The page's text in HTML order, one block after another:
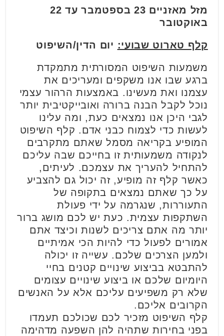
מזל מאזניים 23 בספטמבר עד 22
באוקטובר
קלף טארוט שבועי: יום הדין/השיפוט
משמעות השיפוט המסורתית מתמקדת
ברגע שבו אנו משקפים ומעריכים את
עצמנו ואת מעשינו. באמצעות הרהור עצמי
נוכל לקבל הבנה ברורה ואובייקטיבית יותר
לגבי היכן אנו נמצאים כעת, ומה עלינו
לעשות כדי לצמוח כבני אדם. קלף השיפוט
המופיע בקריאה מסמל שאתם מתקרבים
לנקודה משמעותית זו בחייכם שבה עליכם
להתחיל להעריך את עצמכם. לעיתים,
כאשר קלף זה מופיע, זה יכול גם להצביע
על כך שאתם נמצאים בתקופה של
התעוררות, שנגרמה על ידי פעולת
השתקפות עצמית. כעת יש לכם מושג ברור
יותר מה אתם צריכים לשנות וכיצד אתם
אמורים לפעול כדי להיות הכי אמיתיים
ולמען הצרכים שלכם. עשייה זו יכולה
להתבטא בביצוע שינויים קטנים בחיי
היומיום שלכם או ביצוע שינויים עצומים
שלא רק משפיעים עליכם אלא על האנשים
הקרובים אליכם.
קלף השיפוט מזכיר לכם שכולכם תעמדו
בפני בחירות שתהיה להן השפעה מדהימה